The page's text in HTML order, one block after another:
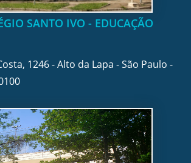
SANTO IVO - EDUCAÇÃO
1246 - Alto da Lapa - São Paulo -